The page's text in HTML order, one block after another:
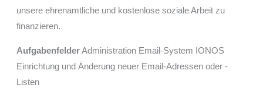
unsere ehrenamtliche und kostenlose soziale Arbeit zu
finanzieren.
AufgabenfelderAdministration Email-System IONOS
Einrichtung und Änderung neuer Email-Adressen oder -
Listen